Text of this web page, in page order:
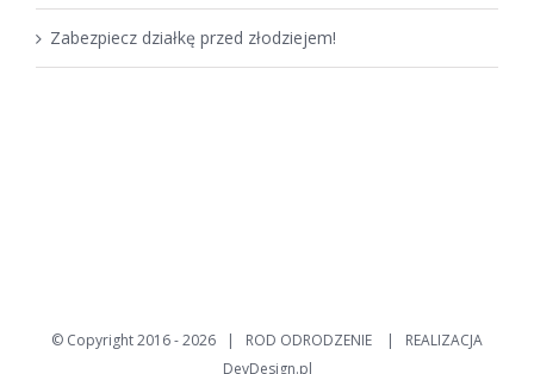
Zabezpiecz działkę przed złodziejem!
© Copyright 2016 -2026 | ROD ODRODZENIE | REALIZACJA
DevDesign.pl